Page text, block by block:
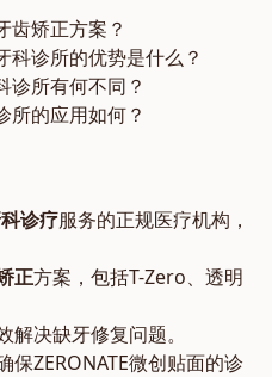
齿矫正方案？
科诊所的优势是什么？
诊所有何不同？
所的应用如何？
诊疗服务的正规医疗机构，
正方案，包括T-Zero、透明
解决缺牙修复问题。
保ZERONATE微创贴面的诊